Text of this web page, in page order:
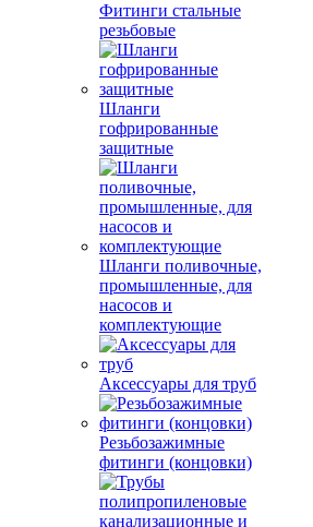
Фитинги стальные
резьбовые
Шланги
гофрированные
защитные
Шланги поливочные,
промышленные, для
насосов и
комплектующие
Аксессуары для труб
Резьбозажимные
фитинги (концовки)